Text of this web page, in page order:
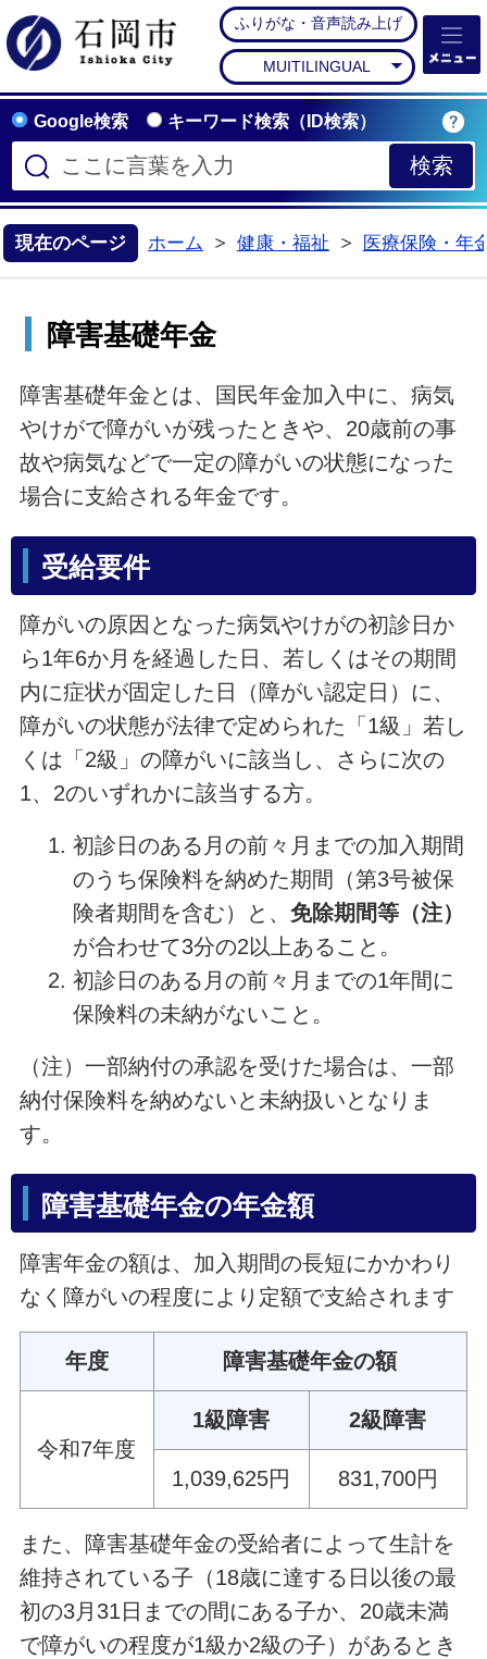
石岡市公式ホームペー
ふりがな・音声読み上げ
MUITILINGUAL
Google検索 キーワード検索（ID検索）
現在のページ ホーム
健康・福祉
医療保険・年
障害基礎年金
障害基礎年金とは、国民年金加入中に、病気
やけがで障がいが残ったときや、20歳前の事
故や病気などで一定の障がいの状態になった
場合に支給される年金です。
受給要件
障がいの原因となった病気やけがの初診日か
ら1年6か月を経過した日、若しくはその期間
内に症状が固定した日（障がい認定日）に、
障がいの状態が法律で定められた「1級」若し
くは「2級」の障がいに該当し、さらに次の
1、2のいずれかに該当する方。
初診日のある月の前々月までの加入期間
のうち保険料を納めた期間（第3号被保
険者期間を含む）と、 免除期間等（注）
が合わせて3分の2以上あること。
初診日のある月の前々月までの1年間に
保険料の未納がないこと。
（注）一部納付の承認を受けた場合は、一部
納付保険料を納めないと未納扱いとなりま
す。
障害基礎年金の年金額
障害年金の額は、加入期間の長短にかかわり
なく障がいの程度により定額で支給されます
年度 障害基礎年金の額
令和7年度
1級障害 2級障害
1,039,625円 831,700円
また、障害基礎年金の受給者によって生計を
維持されている子（18歳に達する日以後の最
初の3月31日までの間にある子か、20歳未満
で障がいの程度が1級か2級の子）があるとき